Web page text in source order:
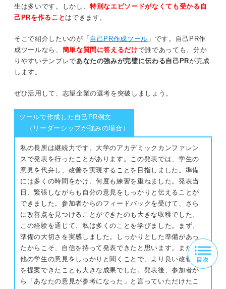
生は多いです。しかし、特別なエピソードがなくても受かる自
己PRを作ること はできます。
そこで紹介したいのが「 自己PR作成ツール 」です。自己PR作
成ツールなら、 簡単な質問に答えるだけで誰であっても、分か
りやすいテンプレであなたの強みが完璧に伝わる自己PRが完成
します。
ぜひ活用して、志望企業の選考を突破しましょう。
ツールで作成した自己PR例文
（リーダーシップが強みの場合）
私の長所は継続力です。大学のアカデミックカンファレン
スで発表を行ったことがあります。この発表では、学生の
意見を代弁し、改善を実現することを目指しました。準備
には多くの時間をかけ、何度も練習を重ねました。発表当
日、緊張しながらも自分の意見をしっかりと伝えることが
できました。参加者からのフィードバックを受けて、さら
に改善点を見つけることができたのも大きな収穫でした。
この経験を通じて、私は多くのことを学びました。まず、
準備の大切さを実感しました。しっかりとした準備があっ
たからこそ、自信を持って発表できたと思います。また、
他の学生の意見をしっかりと聞くことで、より良い改善策
を提案できたことも大きな成果でした。発表後、参加者か
ら「あなたの意見が参考になった」と言っていただけたこ